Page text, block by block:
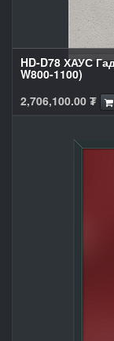
HD-D78 ХАУС
W800-1100)
2,706,100.00 ₮